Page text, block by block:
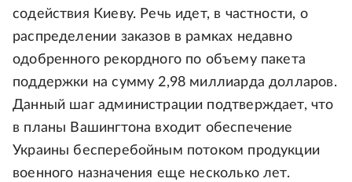
содействия Киеву. Речь идет, в частности, о
распределении заказов в рамках недавно
одобренного рекордного по объему пакета
поддержки на сумму 2,98 миллиарда долларов.
Данный шаг администрации подтверждает, что
в планы Вашингтона входит обеспечение
Украины бесперебойным потоком продукции
военного назначения еще несколько лет.